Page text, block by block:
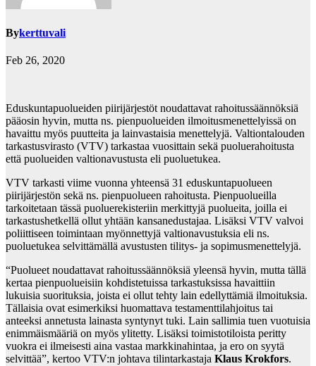
Bykerttuvali
Feb 26, 2020
Eduskuntapuolueiden piirijärjestöt noudattavat rahoitussäännöksiä
pääosin hyvin, mutta ns. pienpuolueiden ilmoitusmenettelyissä on
havaittu myös puutteita ja lainvastaisia menettelyjä. Valtiontalouden
tarkastusvirasto (VTV) tarkastaa vuosittain sekä puoluerahoitusta
että puolueiden valtionavustusta eli puoluetukea.
VTV tarkasti viime vuonna yhteensä 31 eduskuntapuolueen
piirijärjestön sekä ns. pienpuolueen rahoitusta. Pienpuolueilla
tarkoitetaan tässä puoluerekisteriin merkittyjä puolueita, joilla ei
tarkastushetkellä ollut yhtään kansanedustajaa. Lisäksi VTV valvoi
poliittiseen toimintaan myönnettyjä valtionavustuksia eli ns.
puoluetukea selvittämällä avustusten tilitys- ja sopimusmenettelyjä.
“Puolueet noudattavat rahoitussäännöksiä yleensä hyvin, mutta tällä
kertaa pienpuolueisiin kohdistetuissa tarkastuksissa havaittiin
lukuisia suorituksia, joista ei ollut tehty lain edellyttämiä ilmoituksia.
Tällaisia ovat esimerkiksi huomattava testamenttilahjoitus tai
anteeksi annetusta lainasta syntynyt tuki. Lain sallimia tuen vuotuisia
enimmäismääriä on myös ylitetty. Lisäksi toimistotiloista peritty
vuokra ei ilmeisesti aina vastaa markkinahintaa, ja ero on syytä
selvittää”, kertoo VTV:n johtava tilintarkastaja Klaus Krokfors.